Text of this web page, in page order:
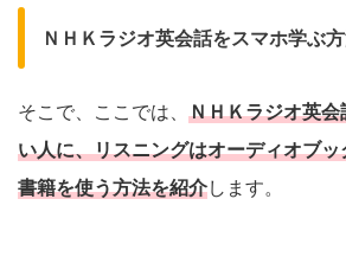
ＮＨＫラジオ英会話をスマホ学ぶ
そこで、ここでは、 ＮＨＫラジオ英
い人に、リスニングはオーディオブ
書籍を使う方法を紹介します。